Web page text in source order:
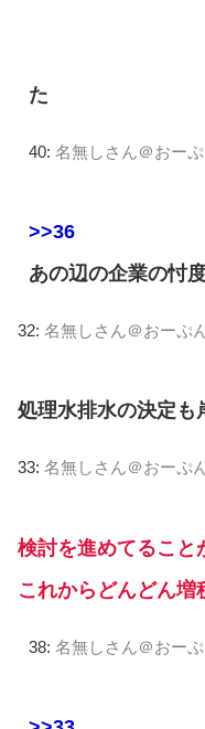
た
40: 名無しさん＠おー
>>36
あの辺の企業の忖
32: 名無しさん＠おーぷ
処理水排水の決定も
33: 名無しさん＠おーぷ
検討を進めてること
これからどんどん増
38: 名無しさん＠おー